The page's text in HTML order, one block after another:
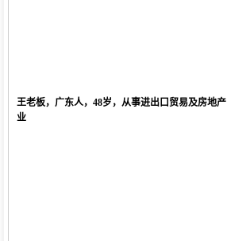
王老板，广东人，48岁，从事进出口贸易及房地产
业